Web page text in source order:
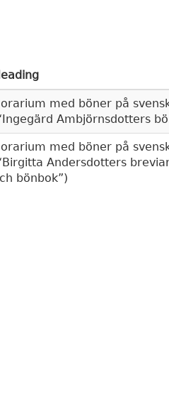
med böner på
Ingegärd Ambjörnsdotters
med böner på
Birgitta Andersdotters
bönbok )